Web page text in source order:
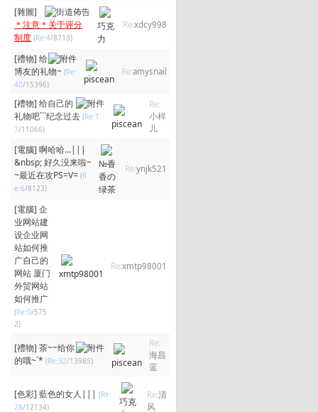
[雜圖]
＊注意＊关于评分
制度 (Re:4/8713)
巧克
力
Re:xdcy998
[禮物] 给
博友的礼物~ (Re:
40/15396) piscean
Re:amysnail
[禮物] 给自己的
礼物吧```纪念过去 (Re:1
7/11066) piscean
Re:
小样
儿
[電腦] 啊哈哈...|||
&nbsp; 好久没来啦~
~最近在攻PS=V= (R
e:6/8123)
№香
香の
绿茶
Re:ynjk521
[電腦] 企
业网站建
设企业网
站如何推
广自己的
网站 厦门
外贸网站
如何推广
(Re:0/575
2)
xmtp98001
Re:xmtp98001
[禮物] 茶~~给你
的哦~`* (Re:32/13985) piscean
Re:
海昌
蓝
[色彩] 藍色的女人||| (Re:
28/12134)
巧克
Re:清
风